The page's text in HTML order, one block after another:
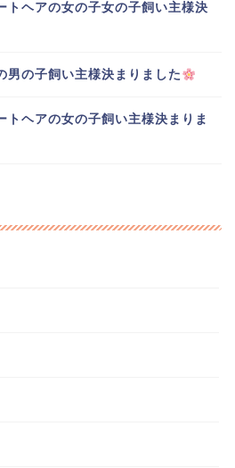
トヘアの女の子女の子飼い主様決
男の子飼い主様決まりました
トヘアの女の子飼い主様決まりま